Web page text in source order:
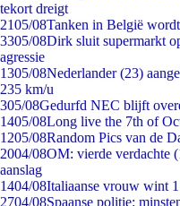
tekort dreigt
2105/08Tanken in België
3305/08Dirk sluit supermarkt
agressie
1305/08Nederlander (23)
235 km/u
305/08Gedurfd NEC blijft
1405/08Long live the 7th of
1205/08Random Pics van de
2004/08OM: vierde verdachte
aanslag
1404/08Italiaanse vrouw wint
2704/08Spaanse politie: